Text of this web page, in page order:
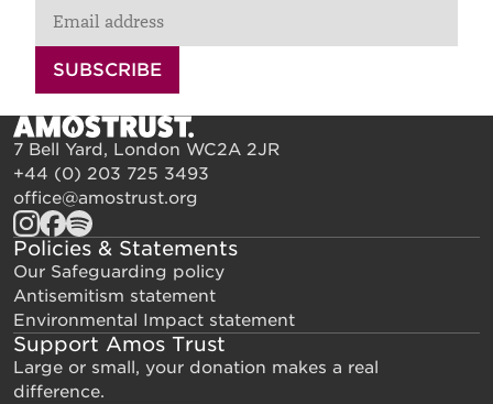
SUBSCRIBE
7 Bell Yard, London WC2A 2JR
+44 (0) 203 725 3493
office@amostrust.org
Policies & Statements
Our Safeguarding policy
Antisemitism statement
Environmental Impact statement
Support Amos Trust
Large or small, your donation makes a real
difference.